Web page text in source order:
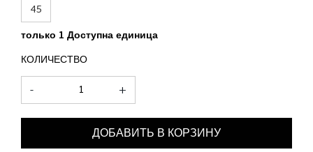
45
только 1 Доступна единица
КОЛИЧЕСТВО
+
-
ДОБАВИТЬ В КОРЗИНУ